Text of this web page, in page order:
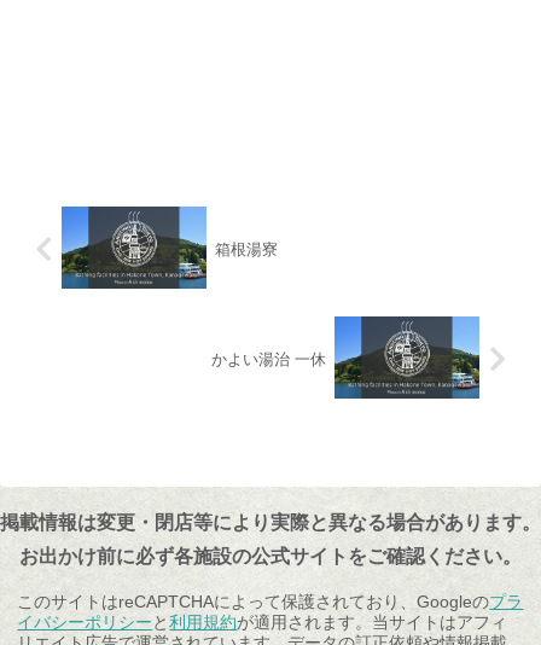
箱根湯寮
かよい湯治 一休
掲載情報は変更・閉店等により実際と異なる場合があります。
お出かけ前に必ず各施設の公式サイトをご確認ください。
このサイトはreCAPTCHAによって保護されており、Googleのプラ
イバシーポリシーと利用規約が適用されます。当サイトはアフィ